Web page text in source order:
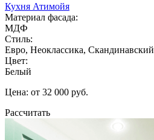
Кухня Атимойя
Материал фасада:
МДФ
Стиль:
Евро, Неоклассика, Скандинавский
Цвет:
Белый
Цена: от 32 000 руб.
Рассчитать